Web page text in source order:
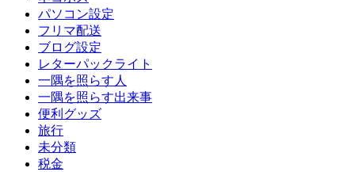
パソコン設定
フリマ配送
ブログ設定
レターパックライト
一隅を照らす人
一隅を照らす出来事
便利グッズ
旅行
未分類
税金